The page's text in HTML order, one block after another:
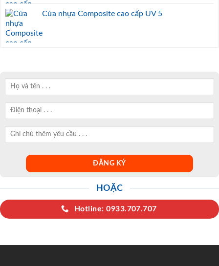
Cửa nhựa Composite cao cấp UV 5
HOẶC
Hotline: 0933.707.707